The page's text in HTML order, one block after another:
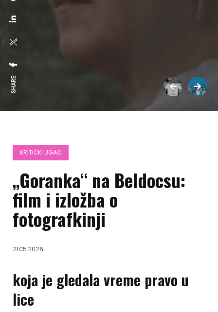
SHARE:
KRITIČKI UGAO
„Goranka“ na Beldocsu:
film i izložba o
fotografkinji
21.05.2026
koja je gledala vreme pravo u
lice